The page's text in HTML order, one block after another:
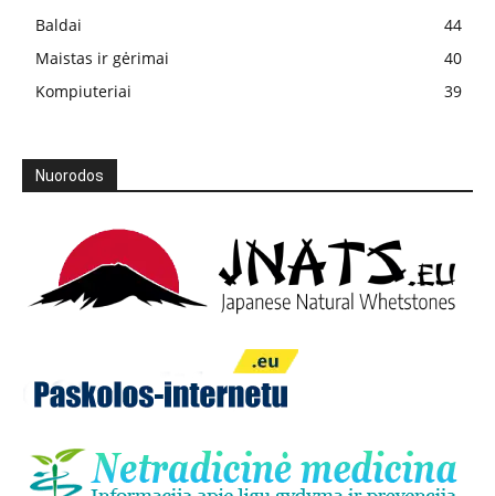
Baldai
44
Maistas ir gėrimai
40
Kompiuteriai
39
Nuorodos